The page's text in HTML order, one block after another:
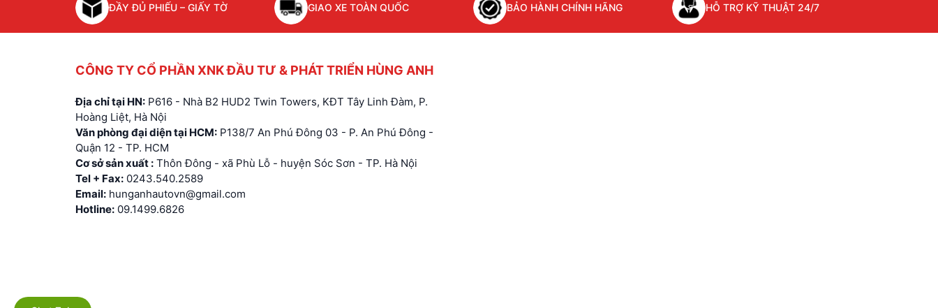
ĐẦY ĐỦ PHIẾU – GIẤY TỜ GIAO XE TOÀN QUỐC BẢO HÀNH CHÍNH HÃNG HỖ TRỢ KỸ THUẬT 24/7
CÔNG TY CỔ PHẦN XNK ĐẦU TƯ & PHÁT TRIỂN HÙNG ANH
Địa chỉ tại HN: P616 - Nhà B2 HUD2 Twin Towers, KĐT Tây Linh Đàm, P.
Hoàng Liệt, Hà Nội
Văn phòng đại diện tại HCM: P138/7 An Phú Đông 03 - P. An Phú Đông -
Quận 12 - TP. HCM
Cơ sở sản xuất : Thôn Đông - xã Phù Lỗ - huyện Sóc Sơn - TP. Hà Nội
Tel + Fax: 0243.540.2589
Email: hunganhautovn@gmail.com
Hotline: 09.1499.6826